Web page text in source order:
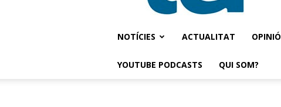
NOTÍCIES ACTUALITAT OPINIÓ
YOUTUBE PODCASTS QUI SOM?